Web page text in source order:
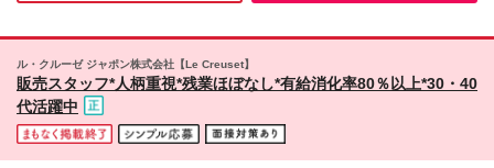
店 ◇心斎橋大丸店 【京都】 ◇京都大丸店 ◇京都伊勢
丹店 ◇京都高島屋S.C.店 【兵庫】 ◇神戸三田プレミ
リンピア神戸店 【岐阜】 ◇土岐プレミアム・アウト
レット店 【三重】 ◇三井アウトレットパークジャズ
ル・クルーゼ ジャポン株式会社【Le Creuset】
販売スタッフ*人柄重視*残業ほぼなし*有給消化率80％以上*30・40
代活躍中